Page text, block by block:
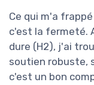
Ce qui m'a
c'est la fermeté.
dure (H2), j'ai
soutien robuste,
c'est un bon